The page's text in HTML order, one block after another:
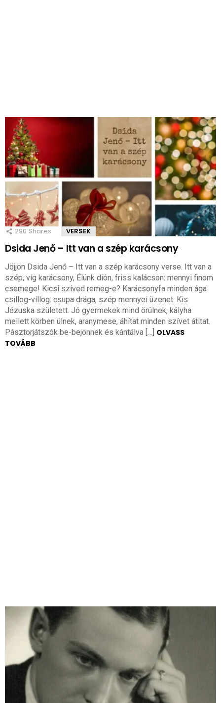
290 Shares VERSEK
Dsida Jenő – Itt van a szép karácsony
Jöjjön Dsida Jenő – Itt van a szép karácsony verse. Itt van a
szép, víg karácsony, Élünk dión, friss kalácson: mennyi finom
csemege! Kicsi szíved remeg-e? Karácsonyfa minden ága
csillog-villog: csupa drága, szép mennyei üzenet: Kis
Jézuska született. Jó gyermekek mind örülnek, kályha
mellett körben ülnek, aranymese, áhítat minden szívet átitat.
Pásztorjátszók be-bejönnek és kántálva […] OLVASS
TOVÁBB